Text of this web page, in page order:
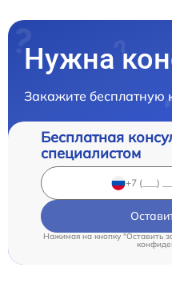
Нужна
Закажите бесплатную
Бесплатная
специалистом
Нажимая на кнопку "Оставить